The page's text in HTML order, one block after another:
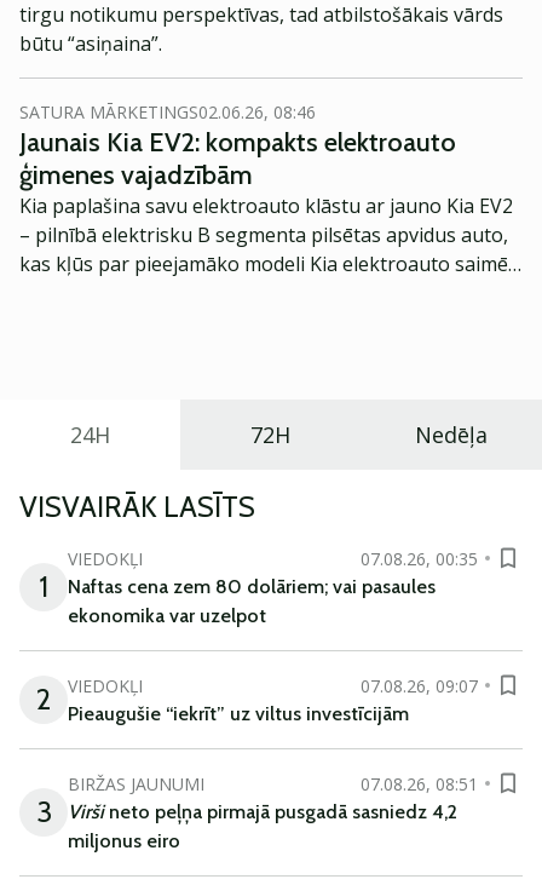
tirgu notikumu perspektīvas, tad atbilstošākais vārds
būtu “asiņaina”.
SATURA MĀRKETINGS02.06.26, 08:46
Jaunais Kia EV2: kompakts elektroauto
ģimenes vajadzībām
Kia paplašina savu elektroauto klāstu ar jauno Kia EV2
– pilnībā elektrisku B segmenta pilsētas apvidus auto,
kas kļūs par pieejamāko modeli Kia elektroauto saimē
24H 72H Nedēļa
VISVAIRĀK LASĪTS
1
VIEDOKĻI
07.08.26, 00:35
Naftas cena zem 80 dolāriem; vai pasaules
ekonomika var uzelpot
2 VIEDOKĻI
07.08.26, 09:07
Pieaugušie “iekrīt” uz viltus investīcijām
3
BIRŽAS JAUNUMI
07.08.26, 08:51
Viršineto peļņa pirmajā pusgadā sasniedz 4,2
miljonus eiro